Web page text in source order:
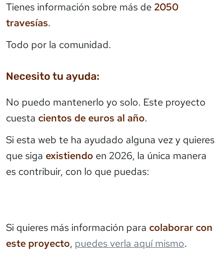
Tienes información sobre más de 2050
travesías.
Todo por la comunidad.
Necesito tu ayuda:
No puedo mantenerlo yo solo. Este proyecto
cuesta cientos de euros al año.
Si esta web te ha ayudado alguna vez y quieres
que siga existiendo en 2026, la única manera
es contribuir, con lo que puedas:
Si quieres más información para colaborar con
este proyecto, puedes verla aquí mismo.